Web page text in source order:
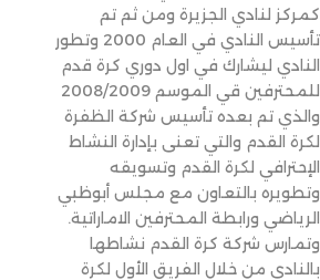
كمركز لنادي الجزيرة ومن ثم تم
تأسيس النادي في العام 2000 وتطور
النادي ليشارك في اول دوري كرة قدم
للمحترفين قي الموسم 2008/2009
والذي تم بعده تأسيس شركة الظفرة
لكرة القدم والتي تعنى بإدارة النشاط
الإحترافي لكرة القدم وتسويقه
وتطويره بالتعاون مع مجلس أبوظبي
الرياضي ورابطة المحترفين الاماراتية.
وتمارس شركة كرة القدم نشاطها
بالنادي من خلال الفريق الأول لكرة